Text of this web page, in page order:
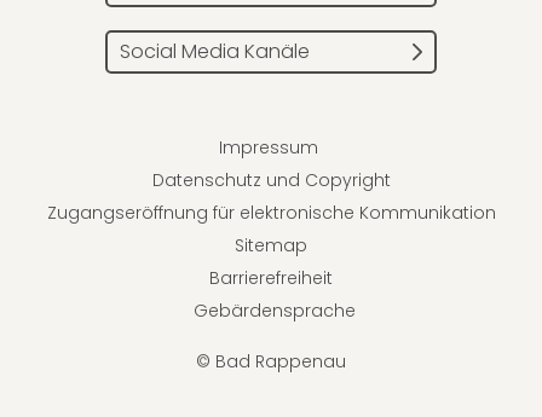
Social Media Kanäle
© Bad Rappenau
Impressum
Datenschutz und Copyright
Zugangseröffnung für elektronische Kommunikation
Sitemap
Barrierefreiheit
Gebärdensprache